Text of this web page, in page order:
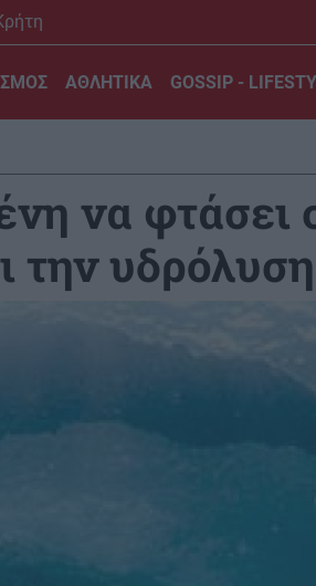
ΑΘΛΗΤΙΚΑ GOSSIP -
να φτάσει
την υδρόλυση